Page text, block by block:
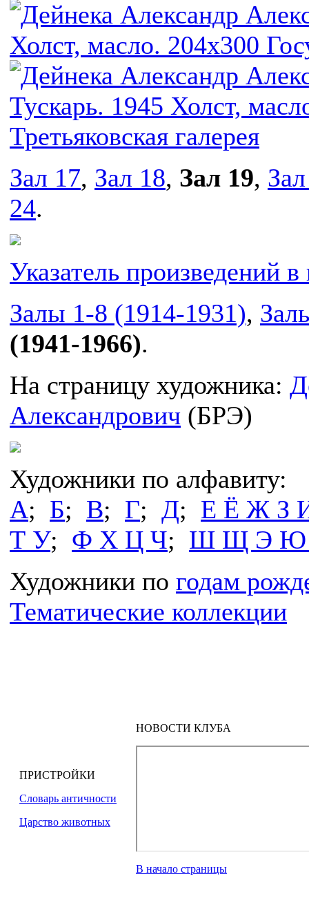
Зал 17, Зал 18, Зал 19,
24.
Указатель произведений
Залы 1-8 (1914-1931),
(1941-1966).
На страницу художника:
Александрович (БРЭ)
Художники по алфавиту:
А; Б; В; Г; Д; Е Ё Ж З
Т У; Ф Х Ц Ч; Ш Щ Э Ю
Художники по годам
Тематические коллекции
ПРИСТРОЙКИ
Словарь античности
Царство животных
НОВОСТИ КЛУБА
В начало страницы